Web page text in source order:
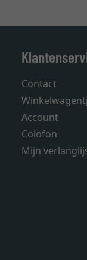
Contact
Account
Colofon
Mijn